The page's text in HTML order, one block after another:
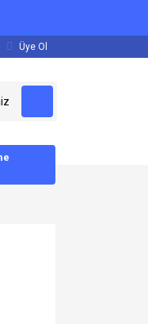
Üye Ol